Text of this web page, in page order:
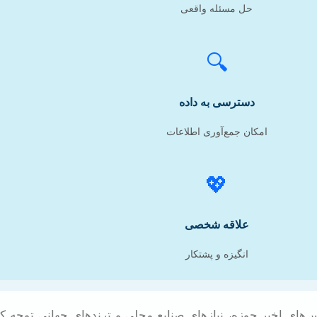
حل مسئله واقعی
🔍
دسترسی به داده
امکان جمع‌آوری اطلاعات
💖
علاقه شخصی
انگیزه و پشتکار